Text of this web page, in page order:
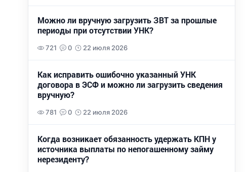
Можно ли вручную загрузить ЗВТ за прошлые
периоды при отсутствии УНК?
721 0 22 июля 2026
Как исправить ошибочно указанный УНК
договора в ЭСФ и можно ли загрузить сведения
вручную?
781 0 22 июля 2026
Когда возникает обязанность удержать КПН у
источника выплаты по непогашенному займу
нерезиденту?